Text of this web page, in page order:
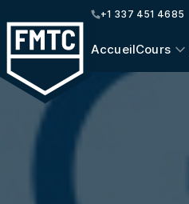
+1 337 451 4685
AccueilCours